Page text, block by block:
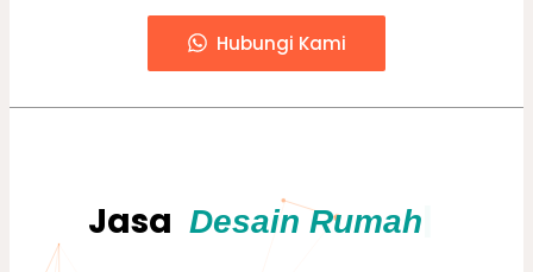
Hubungi Kami
Jasa | Bengkulu Tengah